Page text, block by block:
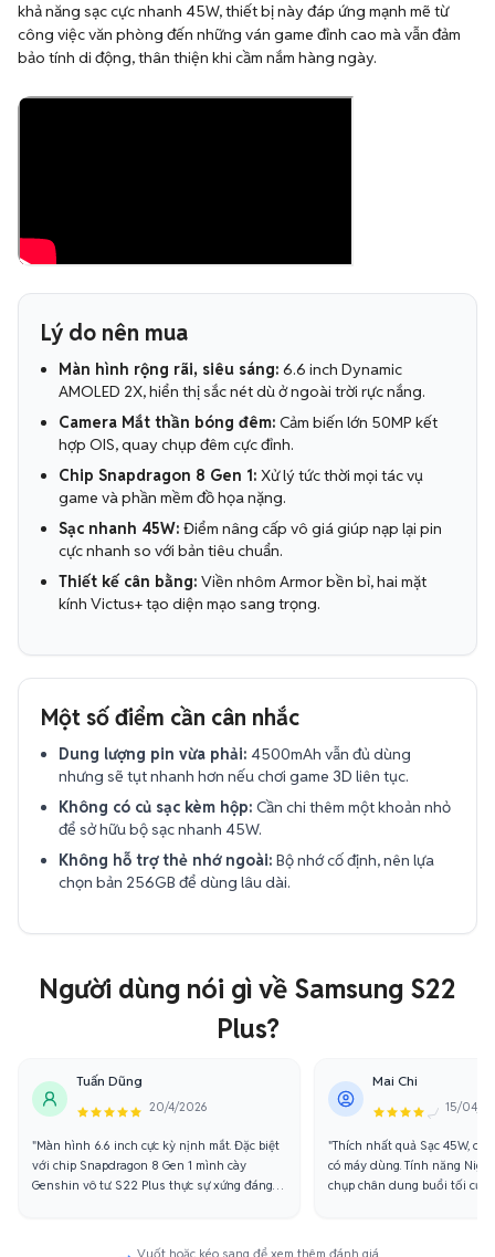
khả năng sạc cực nhanh 45W, thiết bị này đáp ứng mạnh mẽ từ
công việc văn phòng đến những ván game đỉnh cao mà vẫn đảm
bảo tính di động, thân thiện khi cầm nắm hàng ngày.
Lý do nên mua
Màn hình rộng rãi, siêu sáng: 6.6 inch Dynamic
AMOLED 2X, hiển thị sắc nét dù ở ngoài trời rực nắng.
Camera Mắt thần bóng đêm: Cảm biến lớn 50MP kết
hợp OIS, quay chụp đêm cực đỉnh.
Chip Snapdragon 8 Gen 1: Xử lý tức thời mọi tác vụ
game và phần mềm đồ họa nặng.
Sạc nhanh 45W: Điểm nâng cấp vô giá giúp nạp lại pin
cực nhanh so với bản tiêu chuẩn.
Thiết kế cân bằng: Viền nhôm Armor bền bỉ, hai mặt
kính Victus+ tạo diện mạo sang trọng.
Một số điểm cần cân nhắc
Dung lượng pin vừa phải: 4500mAh vẫn đủ dùng
nhưng sẽ tụt nhanh hơn nếu chơi game 3D liên tục.
Không có củ sạc kèm hộp: Cần chi thêm một khoản nhỏ
để sở hữu bộ sạc nhanh 45W.
Không hỗ trợ thẻ nhớ ngoài: Bộ nhớ cố định, nên lựa
chọn bản 256GB để dùng lâu dài.
Người dùng nói gì về Samsung S22
Plus?
Tuấn Dũng
20/4/2026
"Màn hình 6.6 inch cực kỳ nịnh mắt. Đặc biệt
với chip Snapdragon 8 Gen 1 mình cày
Genshin vô tư. S22 Plus thực sự xứng đáng
Mai Chi
15/04/
"Thích nhất quả Sạc 45W,
có máy dùng. Tính năng
chụp chân dung buổi tối cứ
Vuốt hoặc kéo sang để xem thêm đánh giá